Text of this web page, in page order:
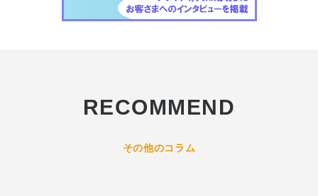
RECOMMEND
その他のコラム